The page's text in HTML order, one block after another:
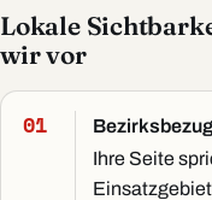
Lokale
wir vor
Ihre Seite